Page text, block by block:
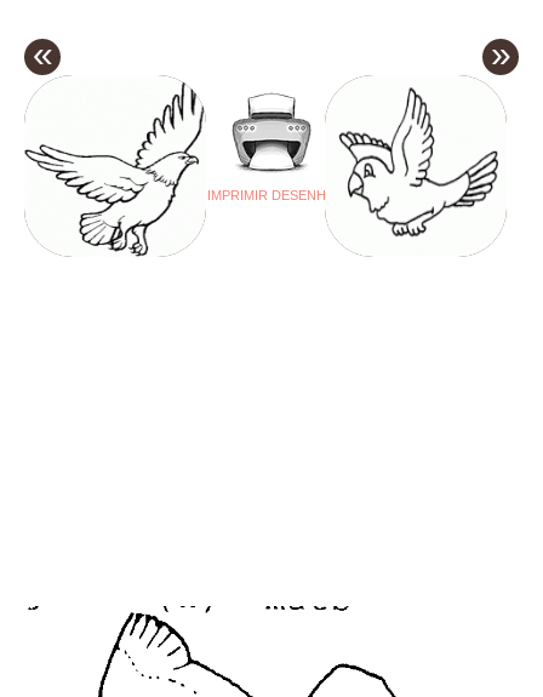
«
IMPRIMIR DESENHO
»